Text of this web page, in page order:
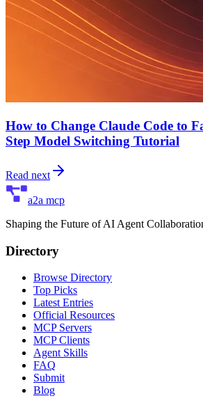
How to Change Claude Code to
Step Model Switching Tutorial
Read next
a2a mcp
Shaping the Future of AI Agent
Directory
Browse Directory
Top Picks
Latest Entries
Official Resources
MCP Servers
MCP Clients
Agent Skills
FAQ
Submit
Blog